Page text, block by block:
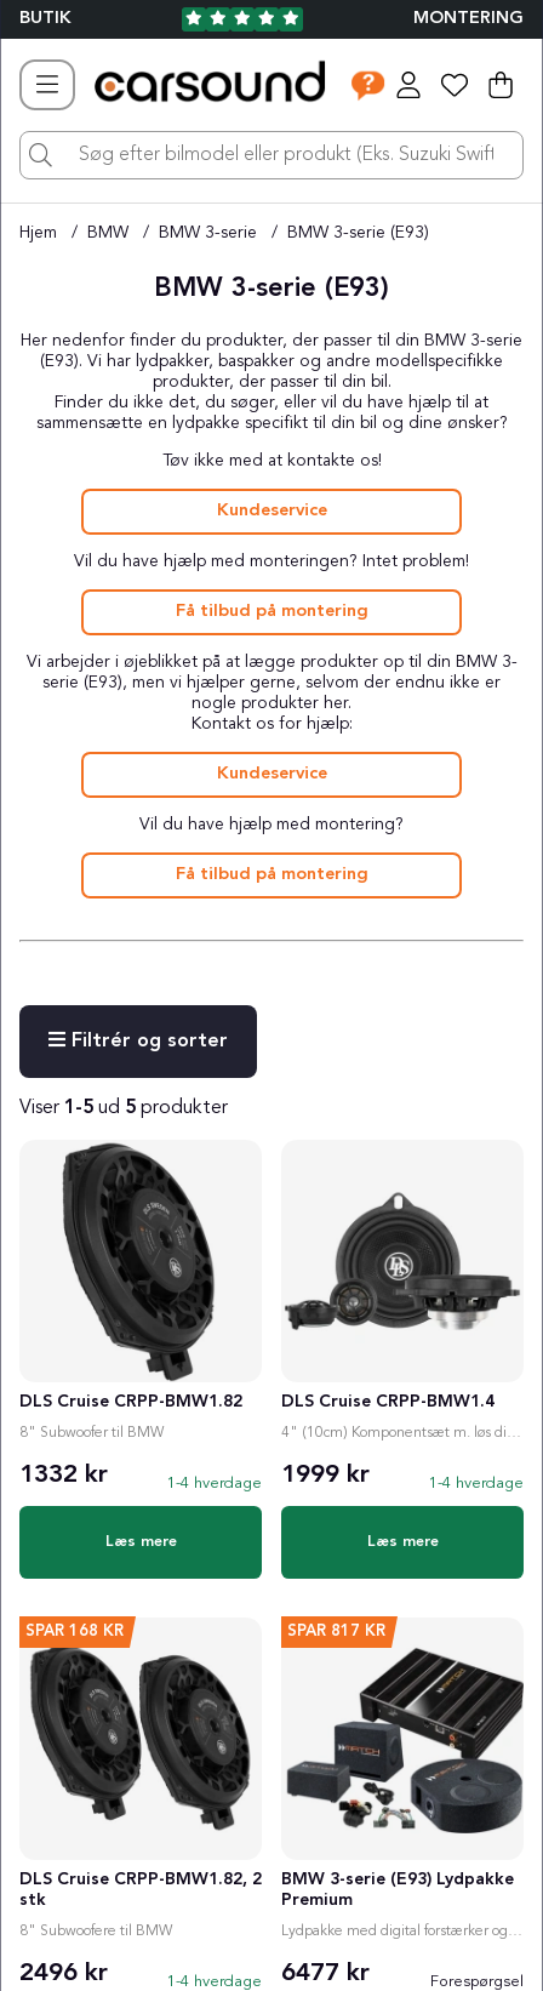
BUTIK MONTERING
.
Hjem BMW BMW 3-serie BMW 3-serie (E93)
BMW 3-serie (E93)
Her nedenfor finder du produkter, der passer til din BMW 3-serie
(E93). Vi har lydpakker, baspakker og andre modellspecifikke
produkter, der passer til din bil.
Finder du ikke det, du søger, eller vil du have hjælp til at
sammensætte en lydpakke specifikt til din bil og dine ønsker?
Tøv ikke med at kontakte os!
Kundeservice
Vil du have hjælp med monteringen? Intet problem!
Få tilbud på montering
Vi arbejder i øjeblikket på at lægge produkter op til din BMW 3-
serie (E93), men vi hjælper gerne, selvom der endnu ikke er
nogle produkter her.
Kontakt os for hjælp:
Kundeservice
Vil du have hjælp med montering?
Få tilbud på montering
Filtrér og sorter
Viser 1-5 ud 5 produkter
Produkter
DLS Cruise CRPP-BMW1.82
8" Subwoofer til BMW
1332 kr 1-4 hverdage
Læs mere
DLS Cruise CRPP-BMW1.4
4" (10cm) Komponentsæt m. løs diskant til BMW
1999 kr 1-4 hverdage
Læs mere
SPAR 168 KR
DLS Cruise CRPP-BMW1.82, 2
stk
8" Subwoofere til BMW
2496 kr 1-4 hverdage
SPAR 817 KR
BMW 3-serie (E93) Lydpakke
Premium
Lydpakke med digital forstærker og valgfri subwoofer
6477 kr Forespørgsel